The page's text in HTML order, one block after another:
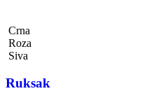
Crna
Roza
Siva
Ruksak